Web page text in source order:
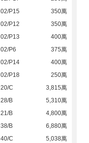
02/P15
350萬
02/P12
350萬
02/P13
400萬
02/P6
375萬
02/P14
400萬
02/P18
250萬
20/C
3,815萬
28/B
5,310萬
21/B
4,800萬
38/B
6,880萬
40/C
5,038萬